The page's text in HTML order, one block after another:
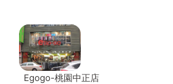
Egogo-桃園中正店